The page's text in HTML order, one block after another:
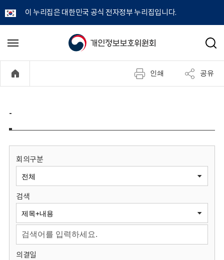
이 누리집은 대한민국 공식 전자정부 누리집입니다.
개
정
보
원
회
메
기
검
인쇄 공유
-
회의구분
검색
의결일